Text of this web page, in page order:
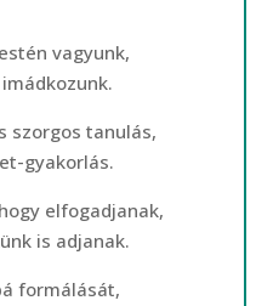
vagyunk,
szorgos tanulás,
gyakorlás.
elfogadjanak,
is adjanak.
formálását,